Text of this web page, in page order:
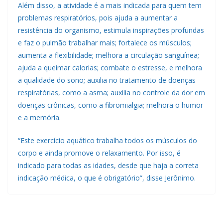
Além disso, a atividade é a mais indicada para quem tem
problemas respiratórios, pois ajuda a aumentar a
resistência do organismo, estimula inspirações profundas
e faz o pulmão trabalhar mais; fortalece os músculos;
aumenta a flexibilidade; melhora a circulação sanguínea;
ajuda a queimar calorias; combate o estresse, e melhora
a qualidade do sono; auxilia no tratamento de doenças
respiratórias, como a asma; auxilia no controle da dor em
doenças crônicas, como a fibromialgia; melhora o humor
e a memória.
“Este exercício aquático trabalha todos os músculos do
corpo e ainda promove o relaxamento. Por isso, é
indicado para todas as idades, desde que haja a correta
indicação médica, o que é obrigatório”, disse Jerônimo.